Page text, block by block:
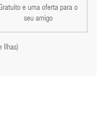
e uma oferta para o
seu amigo
Ilhas)